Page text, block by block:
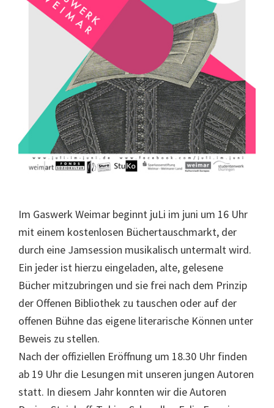
Im Gaswerk Weimar beginnt juLi im juni um 16 Uhr
mit einem kostenlosen Büchertauschmarkt, der
durch eine Jamsession musikalisch untermalt wird.
Ein jeder ist hierzu eingeladen, alte, gelesene
Bücher mitzubringen und sie frei nach dem Prinzip
der Offenen Bibliothek zu tauschen oder auf der
offenen Bühne das eigene literarische Können unter
Beweis zu stellen.
Nach der offiziellen Eröffnung um 18.30 Uhr finden
ab 19 Uhr die Lesungen mit unseren jungen Autoren
statt. In diesem Jahr konnten wir die Autoren